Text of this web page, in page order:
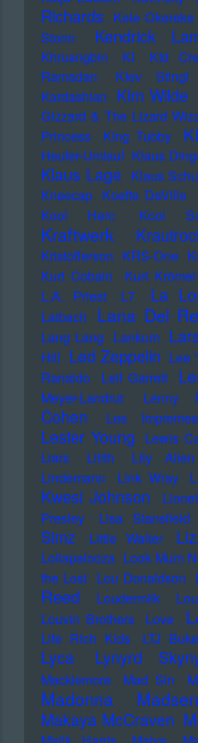
Richards Kele Okereke
Storm
Kendrick
Khruangbin
KI KId
Ramadan
KIev Stingl
Kardashian KIm Wilde
Gizzard & The Lizard
Princess
KIng Tubby
Heufer-Umlauf Klaus
Klaus Lage Klaus
Kneecap Koefte DeVille
Kool Herc
Kool
Kraftwerk
Kristofferson KRS-One
Kurt Cobain
Kurt Krömer
L.A. Priest L7 La
Laibach Lana Del
Lang Lang Lankum
Hill Led Zeppelin Lee
Ranaldo
Leif Garrett
Meyer-Landrut
Lenny
Cohen
Les Impremes
Lester Young Lewis
Liars
Lilith Lily Allen
Lindemann
Link Wray
Kwesi Johnson
Presley
Lisa Stansfield
Simz
Little Walter
Lollapalooza Look Mum
the Lost Lou Donaldson
Reed
Loudermilk
Louvin Brothers
Love
Life Rich Kids
LTJ
Lyca Lynyrd
Macklemore
Mad Sin
Madonna
Madsen
Makaya McCraven